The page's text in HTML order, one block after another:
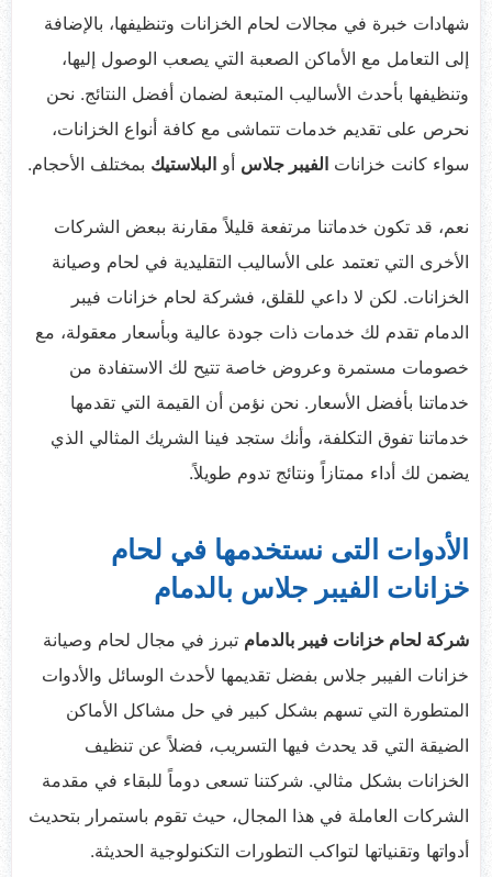
شهادات خبرة في مجالات لحام الخزانات وتنظيفها، بالإضافة
إلى التعامل مع الأماكن الصعبة التي يصعب الوصول إليها،
وتنظيفها بأحدث الأساليب المتبعة لضمان أفضل النتائج. نحن
نحرص على تقديم خدمات تتماشى مع كافة أنواع الخزانات،
سواء كانت خزانات الفيبر جلاس أو البلاستيك بمختلف الأحجام.
نعم، قد تكون خدماتنا مرتفعة قليلاً مقارنة ببعض الشركات
الأخرى التي تعتمد على الأساليب التقليدية في لحام وصيانة
الخزانات. لكن لا داعي للقلق، فشركة لحام خزانات فيبر
الدمام تقدم لك خدمات ذات جودة عالية وبأسعار معقولة، مع
خصومات مستمرة وعروض خاصة تتيح لك الاستفادة من
خدماتنا بأفضل الأسعار. نحن نؤمن أن القيمة التي تقدمها
خدماتنا تفوق التكلفة، وأنك ستجد فينا الشريك المثالي الذي
يضمن لك أداء ممتازاً ونتائج تدوم طويلاً.
الأدوات التى نستخدمها في لحام
خزانات الفيبر جلاس بالدمام
شركة لحام خزانات فيبر بالدمام تبرز في مجال لحام وصيانة
خزانات الفيبر جلاس بفضل تقديمها لأحدث الوسائل والأدوات
المتطورة التي تسهم بشكل كبير في حل مشاكل الأماكن
الضيقة التي قد يحدث فيها التسريب، فضلاً عن تنظيف
الخزانات بشكل مثالي. شركتنا تسعى دوماً للبقاء في مقدمة
الشركات العاملة في هذا المجال، حيث تقوم باستمرار بتحديث
أدواتها وتقنياتها لتواكب التطورات التكنولوجية الحديثة.